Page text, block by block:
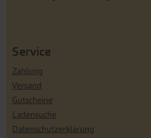
Service
Zahlung
Versand
Gutscheine
Ladensuche
Datenschutzerklärung